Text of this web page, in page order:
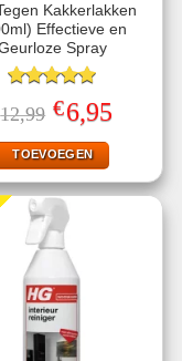
Kakkerlakken
Effectieve en
Spray
Gewaardeerd
5.00uit 5
12,99 Oorspronkelijke
prijs
was:
€12,99.
€6,95prijs
TOEVOEGEN